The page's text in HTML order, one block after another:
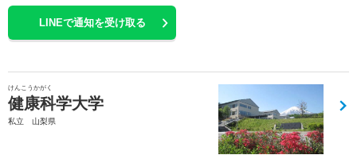
LINEで通知を受け取る
けんこうかがく
健康科学大学
私立 山梨県